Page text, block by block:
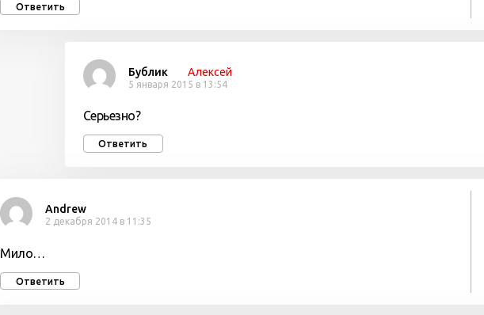
Ответить
Бублик Алексей
5 января 2015 в 13:54
Серьезно?
Ответить
Andrew
2 декабря 2014 в 11:35
Мило…
Ответить